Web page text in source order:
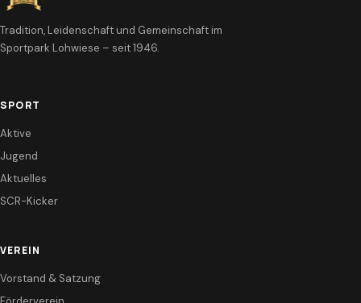
Tradition, Leidenschaft und Gemeinschaft im
Sportpark Lohwiese – seit 1946.
SPORT
Aktive
Jugend
Aktuelles
SCR-Kicker
VEREIN
Vorstand & Satzung